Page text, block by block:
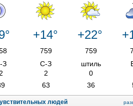
+14° +22°
759 759
З С-З штиль
2 2 0
63 36
людей